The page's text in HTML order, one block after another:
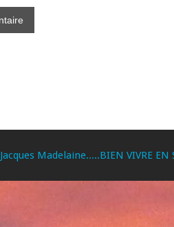
Jacques Madelaine.....BIEN VIVRE EN